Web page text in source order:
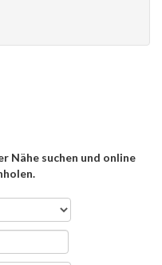
Nähe suchen und online